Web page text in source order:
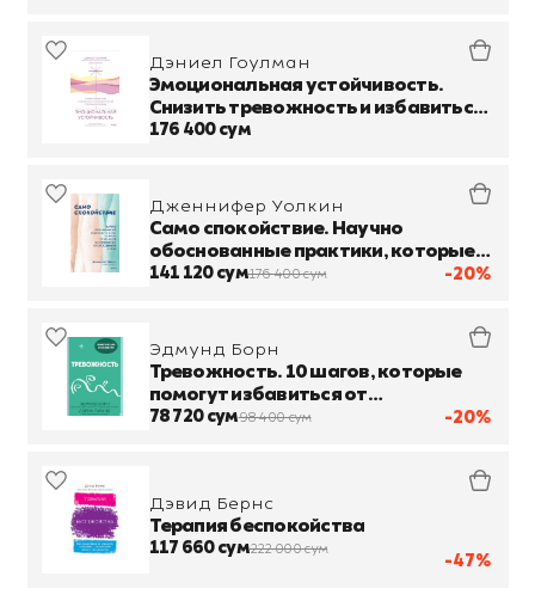
Дэниел Гоулман
Эмоциональная устойчивость.
Снизить тревожность и избавиться
от навязчивых мыслей с помощью
176 400 сум
-20%
Дженнифер Уолкин
Само спокойствие. Научно
обоснованные практики, которые
помогут справиться с напряжением
141 120 сум176 400 сум
-20%
Эдмунд Борн
Тревожность. 10 шагов, которые
помогут избавиться от
беспокойства
78 720 сум98 400 сум
-47%
Дэвид Бернс
Терапия беспокойства
117 660 сум222 000 сум